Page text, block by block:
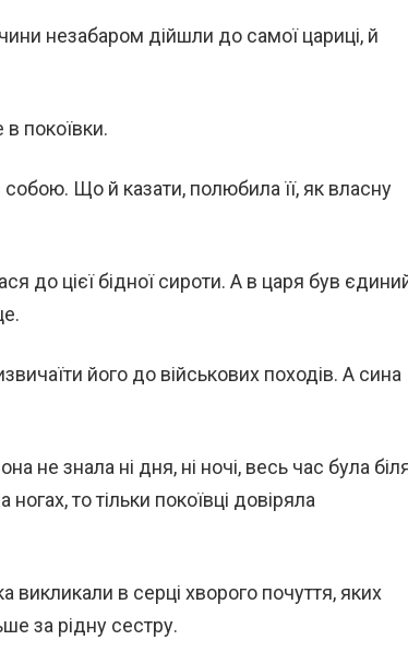
незабаром дійшли до самої цариці, й
в покоївки.
Що й казати, полюбила її, як власну
до цієї бідної сироти. А в царя був
його до військових походів. А сина
не знала ні дня, ні ночі, весь час була
то тільки покоївці довіряла
викликали в серці хворого почуття, яких
за рідну сестру.